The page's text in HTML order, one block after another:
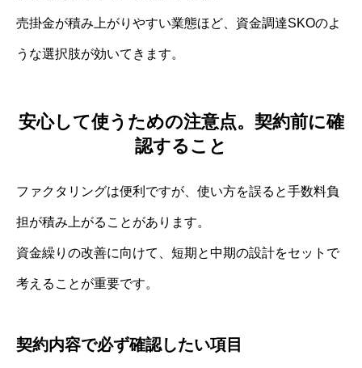
売掛金が積み上がりやすい業態ほど、資金調達SKOのよ
うな選択肢が効いてきます。
安心して使うための注意点。契約前に確
認すること
ファクタリングは便利ですが、使い方を誤ると手数料負
担が積み上がることがあります。
資金繰りの改善に向けて、短期と中期の設計をセットで
考えることが重要です。
契約内容で必ず確認したい項目